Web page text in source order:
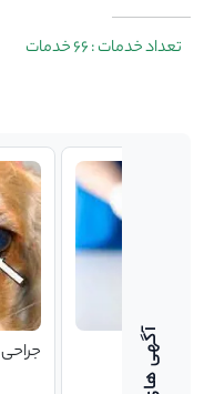
تعداد خدمات : 66 خدمات
جراحی پلک سوم